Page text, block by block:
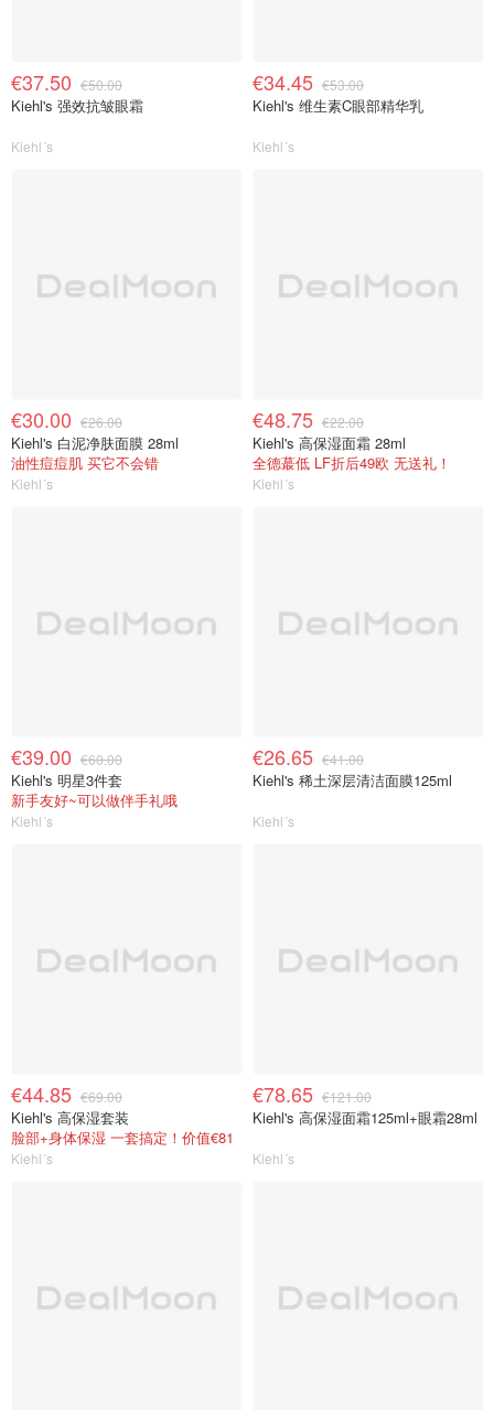
€37.50 €50.00
Kiehl's 强效抗皱眼霜
Kiehl´s
€34.45 €53.00
Kiehl's 维生素C眼部精华乳
Kiehl´s
€30.00 €26.00
Kiehl's 白泥净肤面膜 28ml
油性痘痘肌 买它不会错
Kiehl´s
€48.75 €22.00
Kiehl's 高保湿面霜 28ml
全德蕞低 LF折后49欧 无送礼！
Kiehl´s
€39.00 €60.00
Kiehl's 明星3件套
新手友好~可以做伴手礼哦
Kiehl´s
€26.65 €41.00
Kiehl's 稀土深层清洁面膜125ml
Kiehl´s
€44.85 €69.00
Kiehl's 高保湿套装
脸部+身体保湿 一套搞定！价值€81
Kiehl´s
€78.65 €121.00
Kiehl's 高保湿面霜125ml+眼霜28ml
Kiehl´s